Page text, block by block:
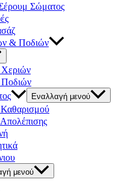
Σώματος
& Ποδιών
Χεριών
Ποδιών
Εναλλαγή μενού
μενού